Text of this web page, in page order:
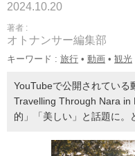
2024.10.20
著者 :
オトナンサー編集部
キーワード : 旅行 • 動画 • 観光
YouTubeで公開されてい
Travelling Through Nara in
的」「美しい」と話題に。